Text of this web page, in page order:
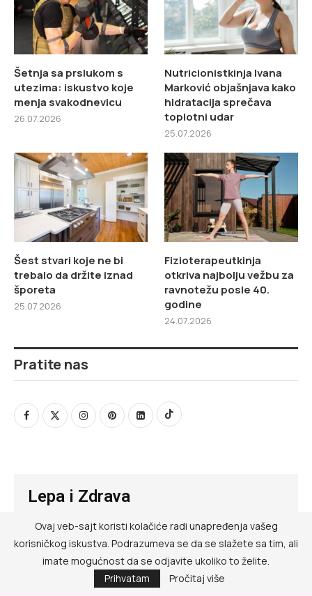
Šetnja sa prslukom s
utezima: iskustvo koje
menja svakodnevicu
26.07.2026
Nutricionistkinja Ivana
Marković objašnjava kako
hidratacija sprečava
toplotni udar
25.07.2026
Šest stvari koje ne bi
trebalo da držite iznad
šporeta
25.07.2026
Fizioterapeutkinja
otkriva najbolju vežbu za
ravnotežu posle 40.
godine
24.07.2026
Pratite nas
Lepa i Zdrava
@ RED MEDIA GROUP 2026
Kontakt
Ovaj veb-sajt koristi kolačiće radi unapređenja vašeg
korisničkog iskustva. Podrazumeva se da se slažete sa tim, ali
imate mogućnost da se odjavite ukoliko to želite.
Prihvatam
Pročitaj više